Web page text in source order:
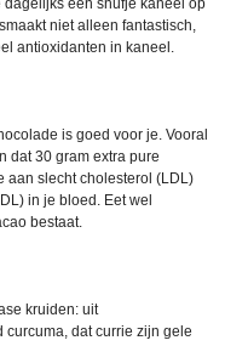
dagelijks een snufje kaneel op
niet alleen fantastisch,
antioxidanten in kaneel.
is goed voor je. Vooral
dat 30 gram extra pure
aan slecht cholesterol (LDL)
in je bloed. Eet wel
bestaat.
kruiden: uit
dat currie zijn gele